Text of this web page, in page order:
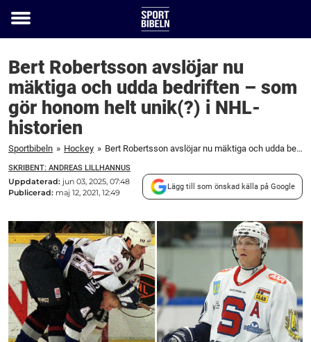
Toggle
Bert Robertsson avslöjar nu
mäktiga och udda bedriften – som
gör honom helt unik(?) i NHL-
historien
Sportbibeln » Hockey » Bert Robertsson avslöjar nu mäktiga och udda bedriften – som gör honom helt unik(?) i NHL-historien
SKRIBENT: ANDREAS LILLHANNUS
Uppdaterad: jun 03, 2025, 07:48
Publicerad: maj 12, 2021, 12:49
Lägg till som önskad källa på Google